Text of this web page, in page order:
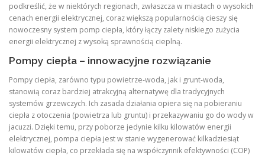
podkreślić, że w niektórych regionach, zwłaszcza w miastach o wysokich
cenach energii elektrycznej, coraz większą popularnością cieszy się
nowoczesny system pomp ciepła, który łączy zalety niskiego zużycia
energii elektrycznej z wysoką sprawnością cieplną.
Pompy ciepła – innowacyjne rozwiązanie
Pompy ciepła, zarówno typu powietrze‑woda, jak i grunt‑woda,
stanowią coraz bardziej atrakcyjną alternatywę dla tradycyjnych
systemów grzewczych. Ich zasada działania opiera się na pobieraniu
ciepła z otoczenia (powietrza lub gruntu) i przekazywaniu go do wody w
jacuzzi. Dzięki temu, przy poborze jedynie kilku kilowatów energii
elektrycznej, pompa ciepła jest w stanie wygenerować kilkadziesiąt
kilowatów ciepła, co przekłada się na współczynnik efektywności (COP)